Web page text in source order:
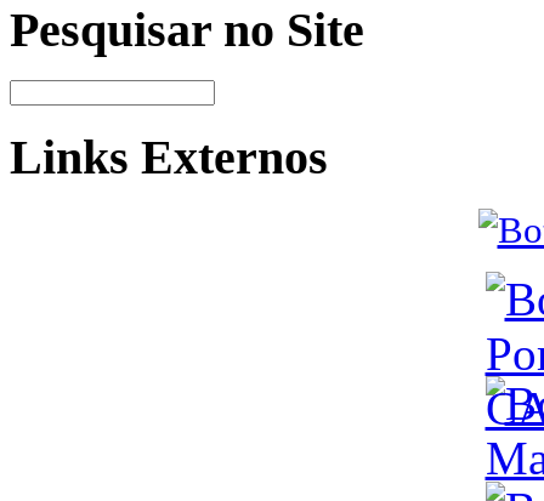
Pesquisar no Site
Links Externos